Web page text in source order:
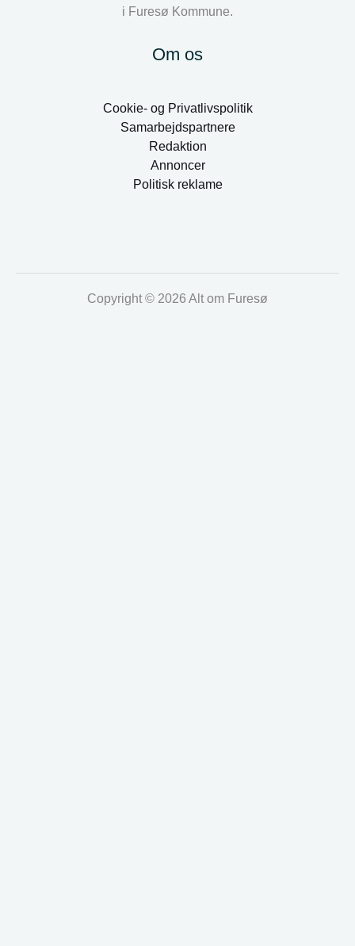
i Furesø Kommune.
Om os
Cookie- og Privatlivspolitik
Samarbejdspartnere
Redaktion
Annoncer
Politisk reklame
Copyright © 2026 Alt om Furesø